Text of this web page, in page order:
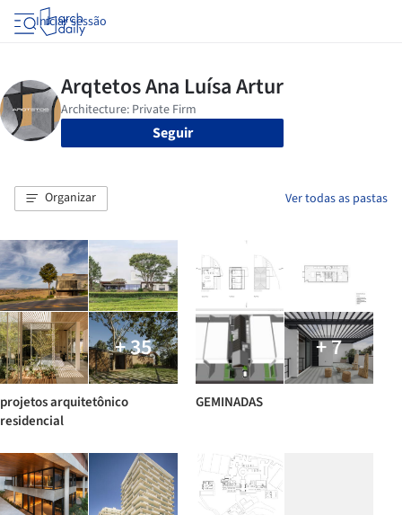
Iniciar sessão
Seguir
Organizar Ver todas as pastas
+ 35
projetos arquitetônico
residencial
+ 7
GEMINADAS